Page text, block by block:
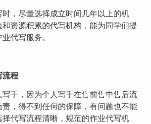
，尽量选择成立时间几年以上的机
资源积累的代写机构，能为同学们提
代写服务。
流程
手，因为个人写手在售前售中售后流
，得不到任何的保障，有问题也不能
代写流程清晰，规范的作业代写机